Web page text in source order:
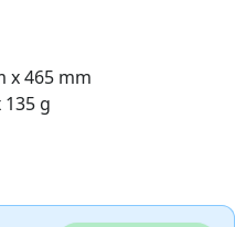
x 465 mm
g